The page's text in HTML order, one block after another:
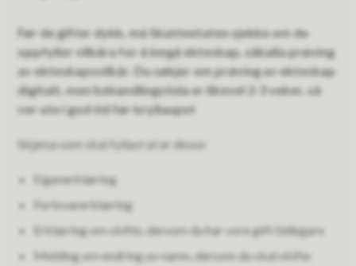
Før de gifter dykk, må Skatteetaten sjekke om de
oppfyller vilkåra for å inngå ekteskap, såkalla prøving
av ekteskapsvilkår. Du søkjer om prøving av ekteskap
digitalt, men behandlingstida er likevel 2-3 veker, så
ver ute i god tid før bryllaupet
Skjema som skal fyllast ut er desse:
Eigenerklæring
Forlovarerklæring
Erklæring om skifte, dersom du har vore gift tidlegare
Melding om endring av namn, dersom du skal skifte